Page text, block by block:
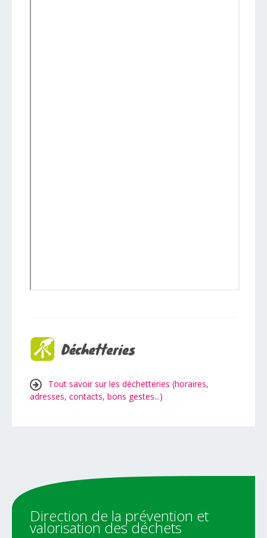
Tout savoir sur les déchetteries (horaires,
adresses, contacts, bons gestes...)
Direction de la prévention et
valorisation desdéchets